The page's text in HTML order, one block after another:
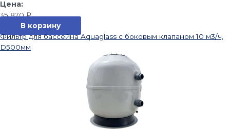
35 870₽
В корзину
Фильтр для бассейна Aquaglass с боковым клапаном 10 м3/ч,
D500мм